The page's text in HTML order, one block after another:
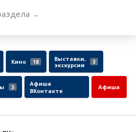
→
Кино 18
Выставки,
экскурсии
3
3
Афиша
ВКонтакте
Афиша